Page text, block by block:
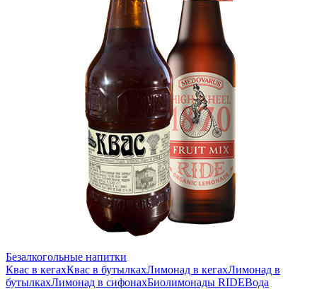
Безалкогольные напитки
Квас в кегахКвас в бутылкахЛимонад в кегахЛимонад в
бутылкахЛимонад в сифонахБиолимонады RIDEВода